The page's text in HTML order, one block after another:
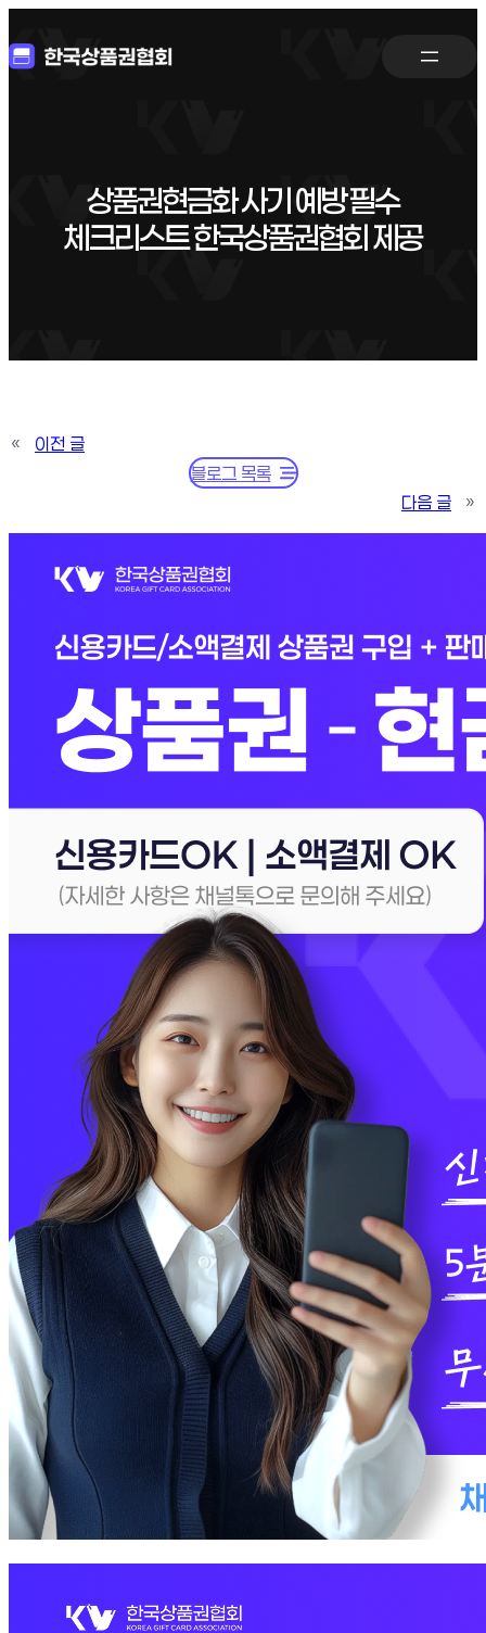
상품권현금화 사기 예방 필수
체크리스트 한국상품권협회 제공
«
이전 글
블로그 목록
다음 글
»